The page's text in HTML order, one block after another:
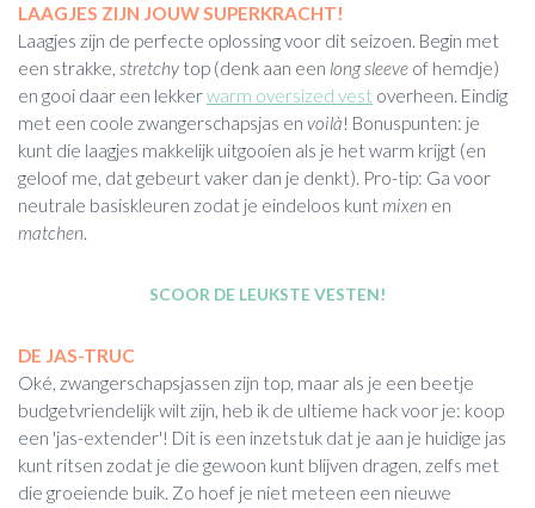
LAAGJES ZIJN JOUW SUPERKRACHT!
Laagjes zijn de perfecte oplossing voor dit seizoen. Begin met
een strakke, stretchy top (denk aan een long sleeve of hemdje)
en gooi daar een lekkerwarm oversized vest overheen. Eindig
met een coole zwangerschapsjas en voilà! Bonuspunten: je
kunt die laagjes makkelijk uitgooien als je het warm krijgt (en
geloof me, dat gebeurt vaker dan je denkt). Pro-tip: Ga voor
neutrale basiskleuren zodat je eindeloos kunt mixen en
matchen
SCOOR DE LEUKSTE VESTEN!
DE JAS-TRUC
Oké, zwangerschapsjassen zijn top, maar als je een beetje
budgetvriendelijk wilt zijn, heb ik de ultieme hack voor je: koop
een 'jas-extender'! Dit is een inzetstuk dat je aan je huidige jas
kunt ritsen zodat je die gewoon kunt blijven dragen, zelfs met
die groeiende buik. Zo hoef je niet meteen een nieuwe